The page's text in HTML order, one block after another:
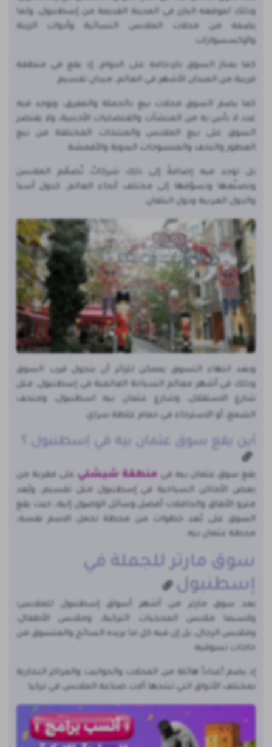
وذلك لموقعه البارز في المدينة القديمة من إسطنبول، ولما
يضمه من محلات الملابس النسائية وأدوات الزينة
والإكسسوارات
كما يمتاز السوق بازدحامه على الدوام، إذ يقع في منطقة
قريبة من الميدان الأشهر في العالم، ميدان تقسيم.
كما يضم السوق محلات بيع بالجملة والمفرق، ويوجد فيه
عدد لا بأس به من المنشآت والقنصليات الأجنبية، ولا يقتصر
السوق على بيع الملابس والمنتجات المختلفة من بيع
العطور والتحف والمنسوجات اليدوية والأقمشة
بل توجد فيه إضافةً إلى ذلك شركاتٌ تُصمّم الملابسَ
وتصنّعها وتسوّقها إلى مختلف أنحاء العالم، كدول آسيا
والدول العربية ودول البلقان.
وبعد انتهاء التسوق يممكن للزائر أن يتجول قرب السوق
وذلك في أشهر معالم السياحة العالمية في إسطنبول، مثل
شارع الاستقلال، وشارع عثمان بيه اسطنبول، ومتحف
الشمع، أو الاسترخاء في حمام غلطة سراي.
أين يقع سوق عثمان بيه في إسطنبول ؟
يقع سوق عثمان بيه في منطقة شيشليعلى مقربة من
بعض الأماكن السياحية في إسطنبول مثل تقسيم، ويُعد
مترو الأنفاق والحافلات أفضل وسائل الوصول إليه، حيث يقع
السوق على بُعد خطوات من محطة تحمل الاسم نفسه،
محطة عثمان بيه.
سوق مارتر للجملة في
إسطنبول
يعد سوق مارتر من أشهر أسواق إسطنبول للملابس؛
ولاسيما ملابس المحجبات التركية، وملابس الأطفال،
وملابس الرجال، بل إن فيه كل ما يريده السائح والمتسوق من
حاجات تسوقيه
إذ يضم أعداداً هائلة من المحلات والحوانيت والمراكز التجارية
بمختلف الأذواق التي تنتجها آلات صناعة الملابس في تركيا